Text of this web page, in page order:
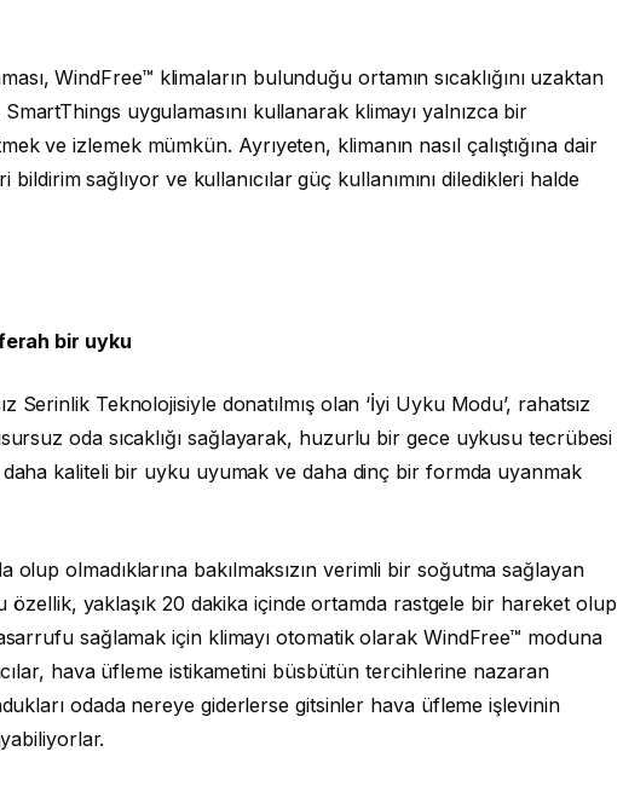
WindFree™ klimaların bulunduğu ortamın sıcaklığını uzaktan
uygulamasını kullanarak klimayı yalnızca bir
ve izlemek mümkün. Ayrıyeten, klimanın nasıl çalıştığına dair
bildirim sağlıyor ve kullanıcılar güç kullanımını diledikleri halde
bir uyku
Serinlik Teknolojisiyle donatılmış olan ‘İyi Uyku Modu’, rahatsız
oda sıcaklığı sağlayarak, huzurlu bir gece uykusu tecrübesi
kaliteli bir uyku uyumak ve daha dinç bir formda uyanmak
olup olmadıklarına bakılmaksızın verimli bir soğutma sağlayan
özellik, yaklaşık 20 dakika içinde ortamda rastgele bir hareket olup
sağlamak için klimayı otomatik olarak WindFree™ moduna
hava üfleme istikametini büsbütün tercihlerine nazaran
odada nereye giderlerse gitsinler hava üfleme işlevinin